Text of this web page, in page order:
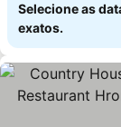
Selecione as
exatos.